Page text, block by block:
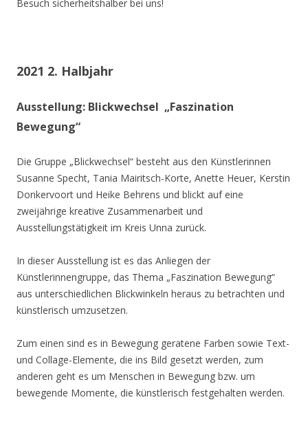
Besuch sicherheitshalber bei uns!
2021 2. Halbjahr
Ausstellung: Blickwechsel „Faszination
Bewegung“
Die Gruppe „Blickwechsel“ besteht aus den Künstlerinnen
Susanne Specht, Tania Mairitsch-Korte, Anette Heuer, Kerstin
Donkervoort und Heike Behrens und blickt auf eine
zweijährige kreative Zusammenarbeit und
Ausstellungstätigkeit im Kreis Unna zurück.
In dieser Ausstellung ist es das Anliegen der
Künstlerinnengruppe, das Thema „Faszination Bewegung“
aus unterschiedlichen Blickwinkeln heraus zu betrachten und
künstlerisch umzusetzen.
Zum einen sind es in Bewegung geratene Farben sowie Text-
und Collage-Elemente, die ins Bild gesetzt werden, zum
anderen geht es um Menschen in Bewegung bzw. um
bewegende Momente, die künstlerisch festgehalten werden.